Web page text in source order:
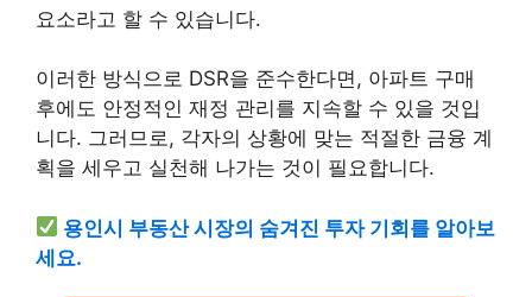
요소라고 할 수 있습니다.
이러한 방식으로 DSR을 준수한다면, 아파트 구매
후에도 안정적인 재정 관리를 지속할 수 있을 것입
니다. 그러므로, 각자의 상황에 맞는 적절한 금융 계
획을 세우고 실천해 나가는 것이 필요합니다.
용인시 부동산 시장의 숨겨진 투자 기회를 알아보
세요.